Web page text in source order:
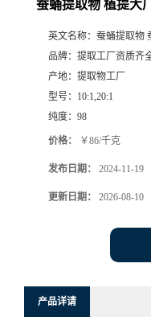
蚕蛹提取物 植提大
英文名称： 蚕蛹提取物
品牌： 提取工厂资质齐
产地： 提取物工厂
型号： 10:1,20:1
纯度： 98
价格： ￥86/千克
发布日期： 2024-11-19
更新日期： 2026-08-10
产品详请